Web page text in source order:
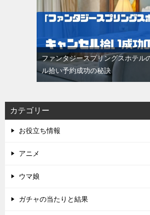
ファンタジースプリングスホテル
ル拾い予約成功の秘訣
カテゴリー
お役立ち情報
アニメ
ウマ娘
ガチャの当たりと結果